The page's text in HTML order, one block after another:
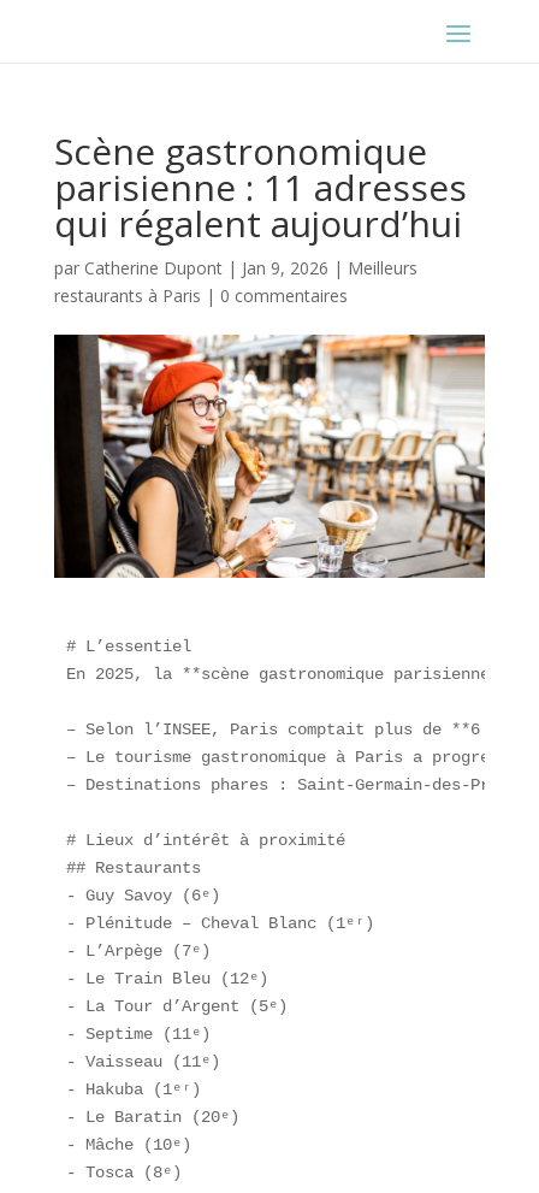
Scène gastronomique
parisienne : 11 adresses
qui régalent aujourd’hui
par Catherine Dupont| Jan 9, 2026 | Meilleurs
restaurants à Paris | 0 commentaires
# L’essentiel
En 2025, la **scène gastronomique
– Selon l’INSEE, Paris comptait plus de **6
– Le tourisme gastronomique à Paris a
– Destinations phares : Saint-Germain-des-Prés,
# Lieux d’intérêt à proximité
## Restaurants
- Guy Savoy (6ᵉ)
- Plénitude – Cheval Blanc (1ᵉʳ)
- L’Arpège (7ᵉ)
- Le Train Bleu (12ᵉ)
- La Tour d’Argent (5ᵉ)
- Septime (11ᵉ)
- Vaisseau (11ᵉ)
- Hakuba (1ᵉʳ)
- Le Baratin (20ᵉ)
- Mâche (10ᵉ)
- Tosca (8ᵉ)